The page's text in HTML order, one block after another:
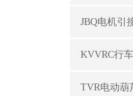
JBQ电机引
KVVRC行
TVR电动葫